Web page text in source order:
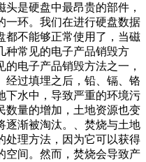
是硬盘中最昂贵的部件，
一环。我们在进行硬盘数据
都不能够正常使用了，当磁
种常见的电子产品销毁方
电子产品销毁方法之一，
经过填埋之后，铅、镉、铬
下水中，导致严重的环境污
数量的增加，土地资源也变
逐渐被淘汰。、焚烧与土地
处理方法，因为它可以获得
空间。然而，焚烧会导致产